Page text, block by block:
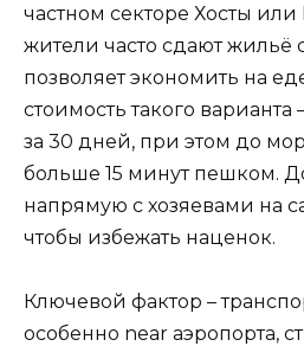
частном секторе Хосты
жители часто сдают жильё
позволяет экономить на
стоимость такого варианта
за 30 дней, при этом до
больше 15 минут пешком.
напрямую с хозяевами на
чтобы избежать наценок.
Ключевой фактор –
особенно near аэропорта,